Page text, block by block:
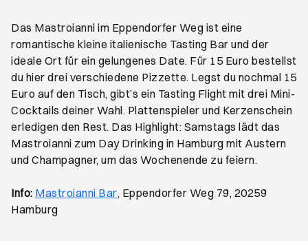
Das Mastroianni im Eppendorfer Weg ist eine
romantische kleine italienische Tasting Bar und der
ideale Ort für ein gelungenes Date. Für 15 Euro bestellst
du hier drei verschiedene Pizzette. Legst du nochmal 15
Euro auf den Tisch, gibt’s ein Tasting Flight mit drei Mini-
Cocktails deiner Wahl. Plattenspieler und Kerzenschein
erledigen den Rest. Das Highlight: Samstags lädt das
Mastroianni zum Day Drinking in Hamburg mit Austern
und Champagner, um das Wochenende zu feiern.
Info: Mastroianni BarÖffnet ein neues Browser-Tab
, Eppendorfer Weg 79, 20259
Hamburg